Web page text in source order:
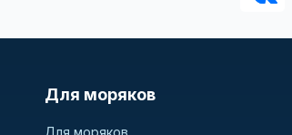
Для моряков
Для моряков